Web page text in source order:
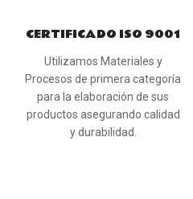
CERTIFICADO ISO 9001
Utilizamos Materiales y
Procesos de primera categoría
para la elaboración de sus
productos asegurando calidad
y durabilidad.